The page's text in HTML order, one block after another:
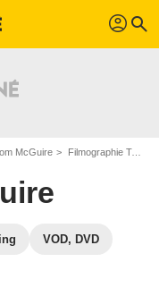
profil search
McGuire Filmographie Tom McGuire
VOD, DVD